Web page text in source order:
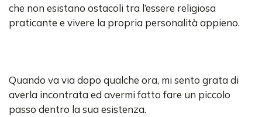
che non esistano ostacoli tra l’essere religiosa
praticante e vivere la propria personalità appieno.
Quando va via dopo qualche ora, mi sento grata di
averla incontrata ed avermi fatto fare un piccolo
passo dentro la sua esistenza.